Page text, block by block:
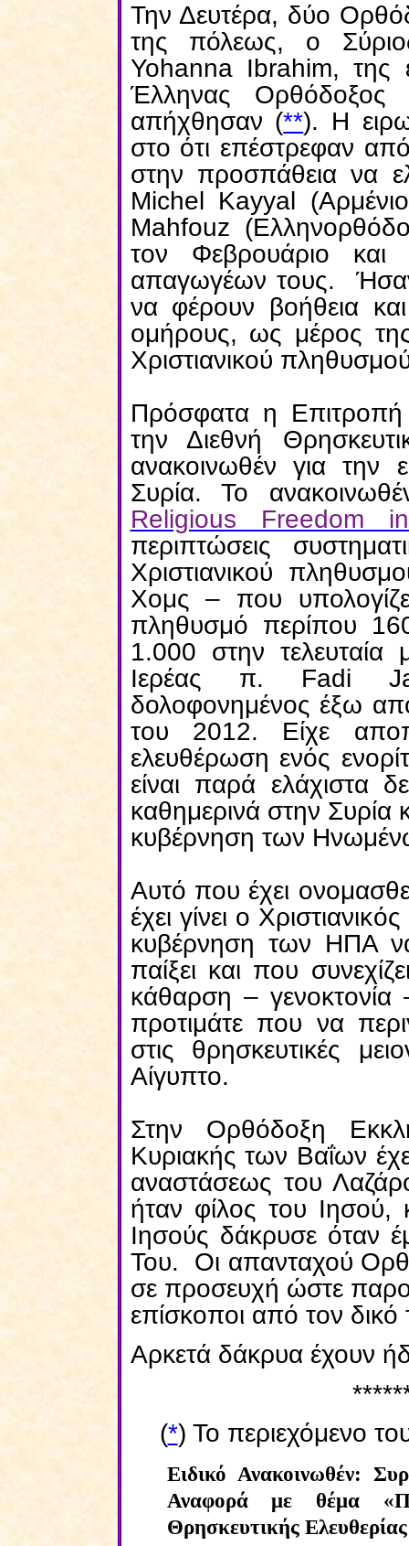
Την Δευτέρα, δύο
της πόλεως, ο
Yohanna Ibrahim, της
Έλληνας Ορθόδοξος
απήχθησαν (**). Η
στο ότι επέστρεφαν
στην προσπάθεια να
Michel Kayyal
Mahfouz
τον Φεβρουάριο
απαγωγέων τους.
να φέρουν βοήθεια
ομήρους, ως μέρος
Χριστιανικού
Πρόσφατα η Επιτροπή
την Διεθνή
ανακοινωθέν για την
Συρία. Το
Religious Freedom
περιπτώσεις
Χριστιανικού
Χομς – που
πληθυσμό περίπου
1.000 στην
Ιερέας π. Fadi
δολοφονημένος έξω
του 2012. Είχε
ελευθέρωση ενός
είναι παρά ελάχιστα
καθημερινά στην Συρία
κυβέρνηση των
Αυτό που έχει
έχει γίνει ο
κυβέρνηση των ΗΠΑ
παίξει και που
κάθαρση –
προτιμάτε που να
στις θρησκευτικές
Αίγυπτο.
Στην Ορθόδοξη
Κυριακής των Βαΐων
αναστάσεως του
ήταν φίλος του
Ιησούς δάκρυσε όταν
Του. Οι απανταχού
σε προσευχή ώστε
επίσκοποι από τον
Αρκετά δάκρυα έχουν
(*) Το περιεχόμενο
Ειδικό Ανακοινωθέν:
Αναφορά με θέμα
Θρησκευτικής